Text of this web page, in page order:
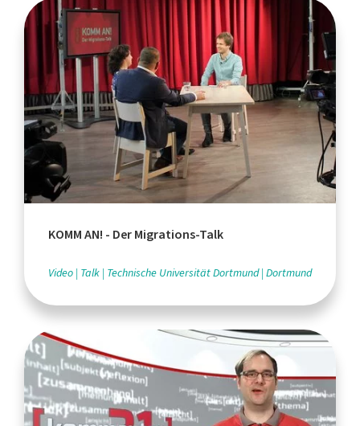
KOMM AN! - Der Migrations-Talk
Video Talk Technische Universität Dortmund Dortmund